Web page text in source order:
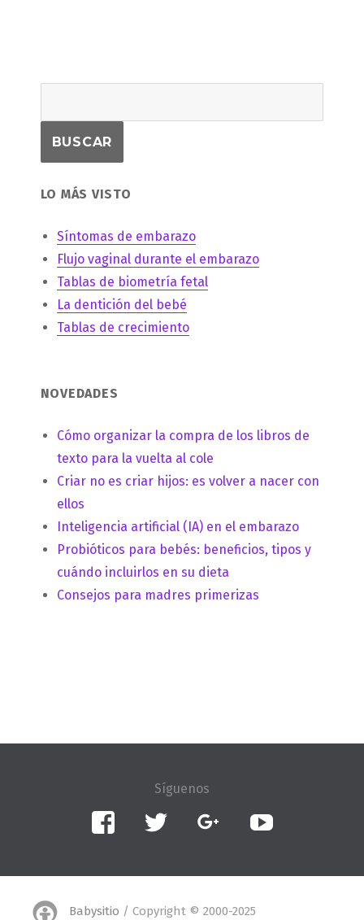
LO MÁS VISTO
Síntomas de embarazo
Flujo vaginal durante el embarazo
Tablas de biometría fetal
La dentición del bebé
Tablas de crecimiento
NOVEDADES
Cómo organizar la compra de los libros de
texto para la vuelta al cole
Criar no es criar hijos: es volver a nacer con
ellos
Inteligencia artificial (IA) en el embarazo
Probióticos para bebés: beneficios, tipos y
cuándo incluirlos en su dieta
Consejos para madres primerizas
Facebook Twitter Google+
Babysitio / Copyright © 2000-2025